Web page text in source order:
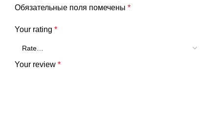
Обязательные поля помечены *
Your rating *
Your review *